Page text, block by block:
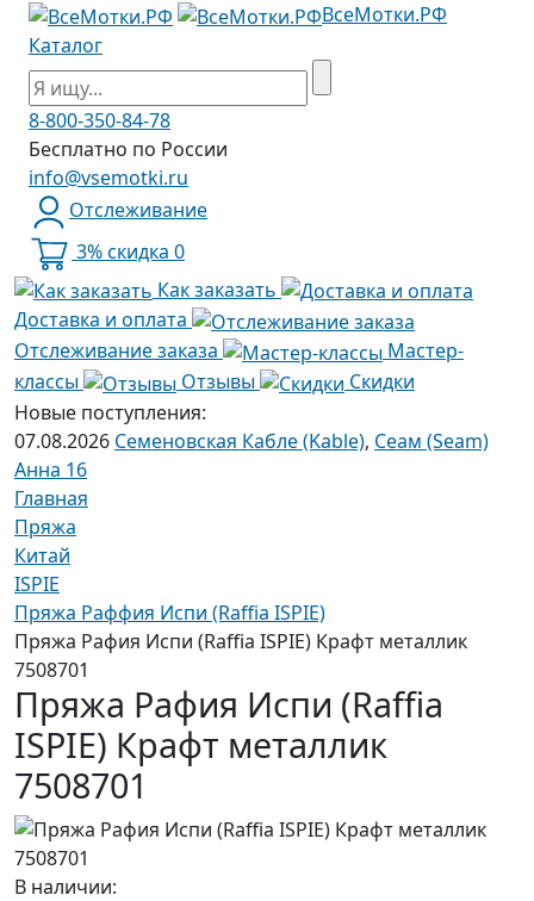
ВсеМотки.РФ
Каталог
8-800-350-84-78
Бесплатно по России
info@vsemotki.ru
Отслеживание
3% скидка 0
Как заказать
Доставка и оплата
Отслеживание заказа
Мастер-
классы
Отзывы
Скидки
Новые поступления:
07.08.2026 Семеновская Кабле (Kable), Сеам (Seam)
Анна 16
Главная
Пряжа
Китай
ISPIE
Пряжа Раффия Испи (Raffia ISPIE)
Пряжа Рафия Испи (Raffia ISPIE) Крафт металлик
7508701
Пряжа Рафия Испи (Raffia
ISPIE) Крафт металлик
7508701
В наличии: